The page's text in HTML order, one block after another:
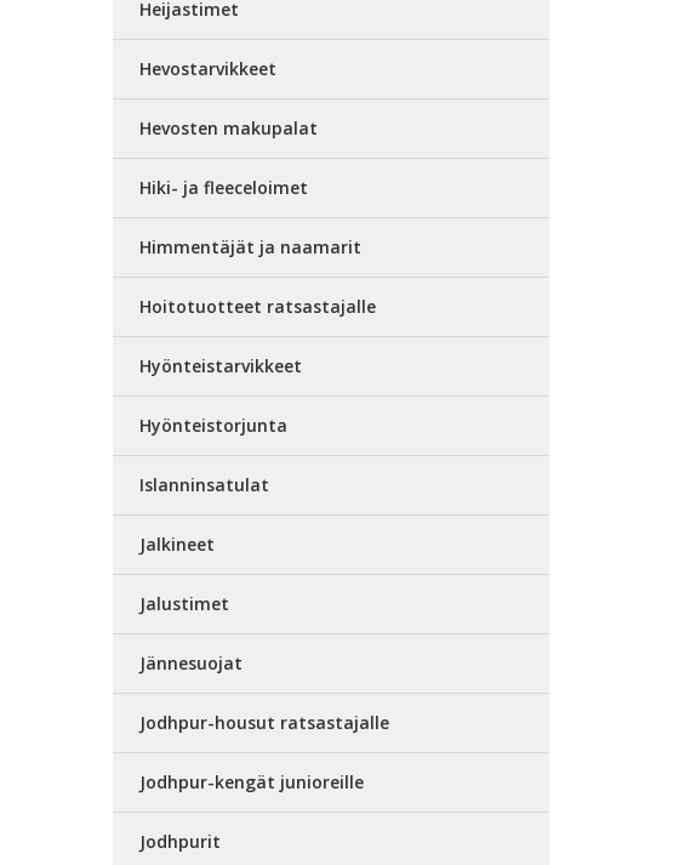
Heijastimet
Hevostarvikkeet
Hevosten makupalat
Hiki- ja fleeceloimet
Himmentäjät ja naamarit
Hoitotuotteet ratsastajalle
Hyönteistarvikkeet
Hyönteistorjunta
Islanninsatulat
Jalkineet
Jalustimet
Jännesuojat
Jodhpur-housut ratsastajalle
Jodhpur-kengät junioreille
Jodhpurit